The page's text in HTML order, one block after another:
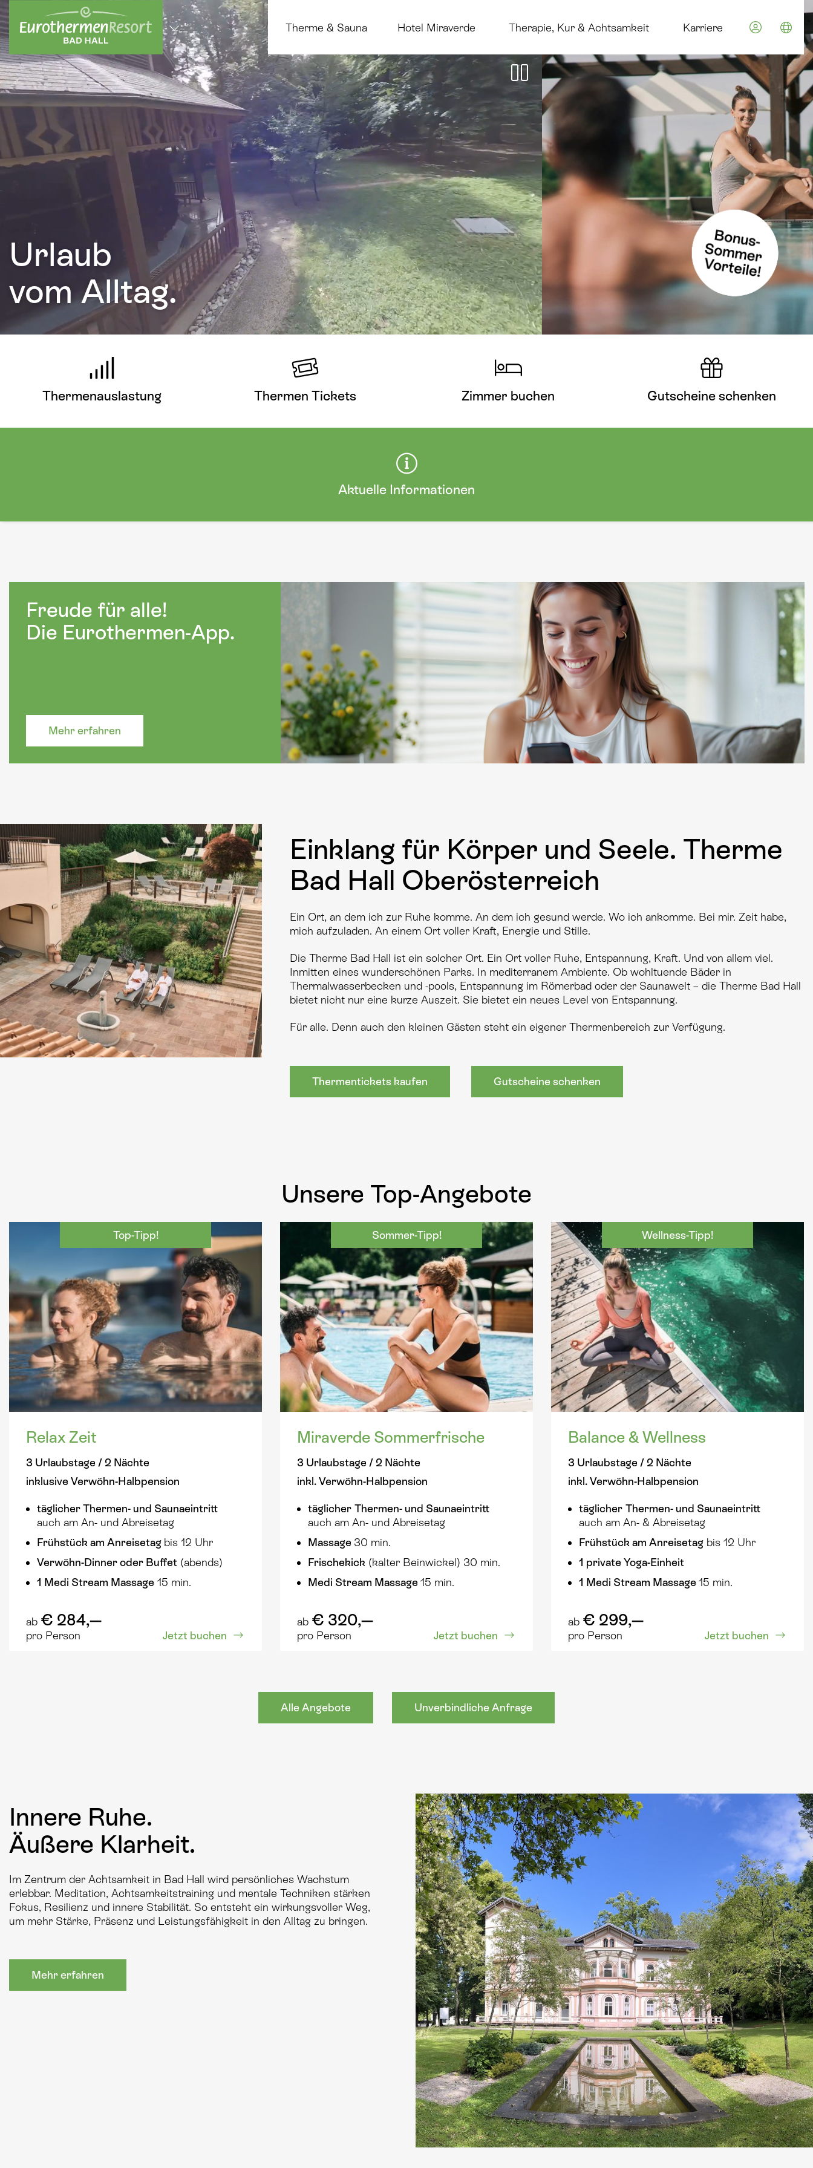
zum Hauptinhalt springen
Alle Standorte
Therme & Sauna Hotel Miraverde Therapie, Kur & Achtsamkeit Karriere im
Pause
Urlaub
vom Alltag.
Thermenauslastung Thermen Tickets Zimmer buchen Gutscheine schenken
Aktuelle Informationen
Freude für alle!
Die Eurothermen-App.
Mehr erfahren
Einklang für Körper und Seele. Therme
Bad Hall Oberösterreich
Ein Ort, an dem ich zur Ruhe komme. An dem ich gesund werde. Wo ich ankomme. Bei mir. Zeit habe,
mich aufzuladen. An einem Ort voller Kraft, Energie und Stille.
Die Therme Bad Hall ist ein solcher Ort. Ein Ort voller Ruhe, Entspannung, Kraft. Und von allem viel.
Inmitten eines wunderschönen Parks. In mediterranem Ambiente. Ob wohltuende Bäder in
Thermalwasserbecken und -pools, Entspannung im Römerbad oder der Saunawelt – die Therme Bad Hall
bietet nicht nur eine kurze Auszeit. Sie bietet ein neues Level von Entspannung.
Für alle. Denn auch den kleinen Gästen steht ein eigener Thermenbereich zur Verfügung.
Thermentickets kaufen Gutscheine schenken
Unsere Top-Angebote
Top-Tipp!
Relax Zeit
3 Urlaubstage / 2 Nächte
inklusive Verwöhn-Halbpension
täglicher Thermen- und Saunaeintritt
auch am An- und Abreisetag
Frühstück am Anreisetag bis 12 Uhr
Verwöhn-Dinner oder Buffet (abends)
1 Medi Stream Massage 15 min.
ab € 284,—
pro Person Jetzt buchen
Sommer-Tipp!
Miraverde Sommerfrische
3 Urlaubstage / 2 Nächte
inkl. Verwöhn-Halbpension
täglicher Thermen- und Saunaeintritt
auch am An- und Abreisetag
Massage 30 min.
Frischekick (kalter Beinwickel) 30 min.
Medi Stream Massage15 min.
ab € 320,—
pro Person Jetzt buchen
Wellness-Tipp!
Balance & Wellness
3 Urlaubstage / 2 Nächte
inkl. Verwöhn-Halbpension
täglicher Thermen- und Saunaeintritt
auch am An- & Abreisetag
Frühstück am Anreisetag bis 12 Uhr
1 private Yoga-Einheit
1 Medi Stream Massage15 min.
ab € 299,—
pro Person Jetzt buchen
Alle Angebote Unverbindliche Anfrage
Innere Ruhe.
Äußere Klarheit.
Im Zentrum der Achtsamkeit in Bad Hall wird persönliches Wachstum
erlebbar. Meditation, Achtsamkeitstraining und mentale Techniken stärken
Fokus, Resilienz und innere Stabilität. So entsteht ein wirkungsvoller Weg,
um mehr Stärke, Präsenz und Leistungsfähigkeit in den Alltag zu bringen.
Mehr erfahren